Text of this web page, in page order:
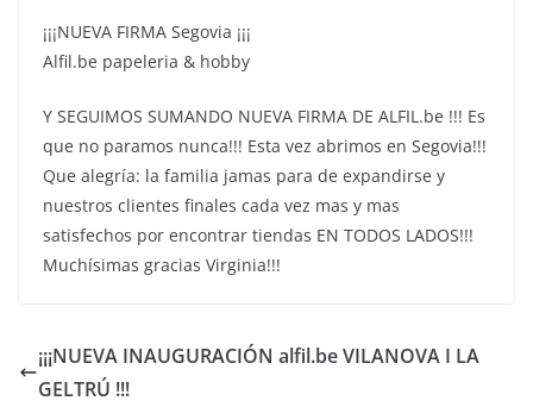
¡¡¡NUEVA FIRMA Segovia ¡¡¡
Alfil.be papeleria & hobby
Y SEGUIMOS SUMANDO NUEVA FIRMA DE ALFIL.be !!! Es
que no paramos nunca!!! Esta vez abrimos en Segovia!!!
Que alegría: la familia jamas para de expandirse y
nuestros clientes finales cada vez mas y mas
satisfechos por encontrar tiendas EN TODOS LADOS!!!
Muchísimas gracias Virginia!!!
¡¡¡NUEVA INAUGURACIÓN alfil.be VILANOVA I LA
GELTRÚ !!!